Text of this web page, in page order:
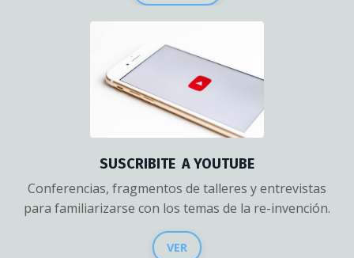
SUSCRIBITE A YOUTUBE
Conferencias, fragmentos de talleres y entrevistas
para familiarizarse con los temas de la re-invención.
VER